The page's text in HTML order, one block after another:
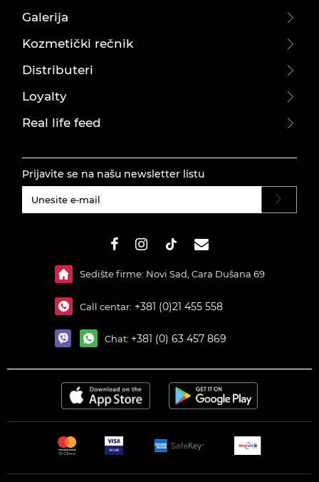
Galerija
Kozmetički rečnik
Distributeri
Loyalty
Real life feed
Prijavite se na našu newsletter listu
Sedište firme: Novi Sad, Cara Dušana 69
Call centar: +381 (0)21 455 558
Chat: +381 (0) 63 457 869